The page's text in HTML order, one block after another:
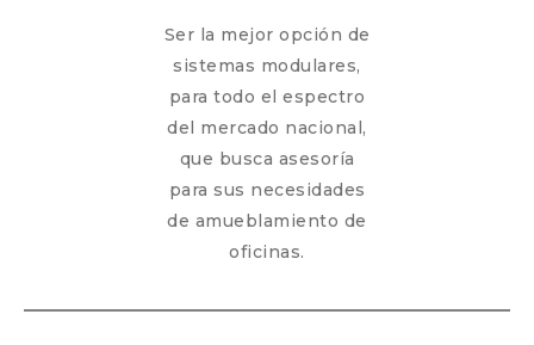
Ser la mejor opción de
sistemas modulares,
para todo el espectro
del mercado nacional,
que busca asesoría
para sus necesidades
de amueblamiento de
oficinas.